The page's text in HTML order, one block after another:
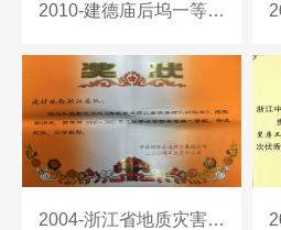
2010-建德庙后坞一等奖铜牌
2004-浙江省地质灾害调查与区划报告二等奖